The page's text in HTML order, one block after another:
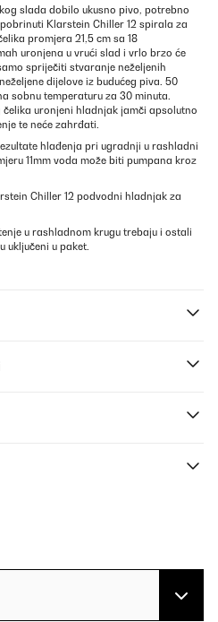
slada dobilo ukusno pivo, potrebno
Klarstein Chiller 12 spirala za
promjera 21,5 cm sa 18
uronjena u vrući slad i vrlo brzo će
spriječiti stvaranje neželjenih
dijelove iz budućeg piva. 50
sobnu temperaturu za 30 minuta.
uronjeni hladnjak jamči apsolutno
te neće zahrđati.
hlađenja pri ugradnji u rashladni
11mm voda može biti pumpana kroz
Chiller 12 podvodni hladnjak za
u rashladnom krugu trebaju i ostali
uključeni u paket.